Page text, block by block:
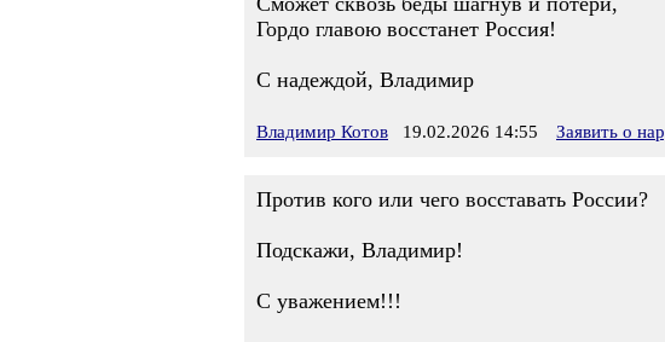
Гордо главою восстанет Россия!
С надеждой, Владимир
Владимир Котов 19.02.2026 14:55 Заявить о
Против кого или чего восставать России?
Подскажи, Владимир!
С уважением!!!